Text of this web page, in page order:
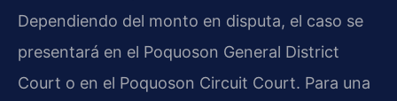
Dependiendo del monto en disputa, el caso se
presentará en el Poquoson General District
Court o en el Poquoson Circuit Court. Para una